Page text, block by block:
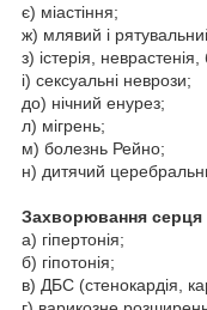
є) міастіння;
ж) млявий і
з) істерія,
і) сексуальні неврози;
до) нічний енурез;
л) мігрень;
м) болезнь Рейно;
н) дитячий
Захворювання серця
а) гіпертонія;
б) гіпотонія;
в) ДБС (стенокардія,